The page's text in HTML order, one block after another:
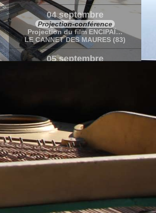
04 septembre
Projection-conférence
Projection du film ENCIPAÏ…
LE CANNET DES MAURES (83)
05 septembre
Rendre belles les fausses notes de…
LE CANNET DES MAURES (83)
20 sept.-10 oct.
Caravane Amoureuse
Caravane amoureuse en Polynésie…
Concert
« L'Âme Or »